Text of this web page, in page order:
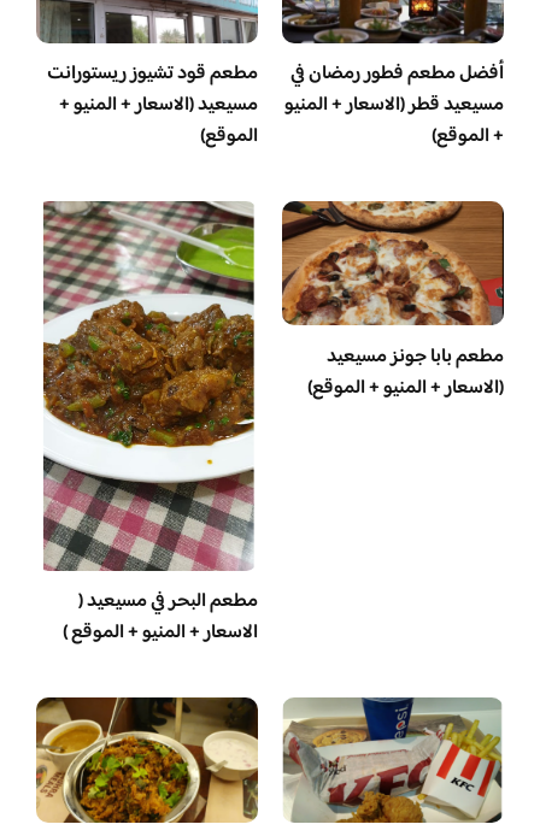
أفضل مطعم فطور رمضان في
مسيعيد قطر (الاسعار + المنيو
+ الموقع)
مطعم قود تشيوز ريستورانت
مسيعيد (الاسعار + المنيو +
الموقع)
مطعم بابا جونز مسيعيد
(الاسعار + المنيو + الموقع)
مطعم البحر في مسيعيد (
الاسعار + المنيو + الموقع )